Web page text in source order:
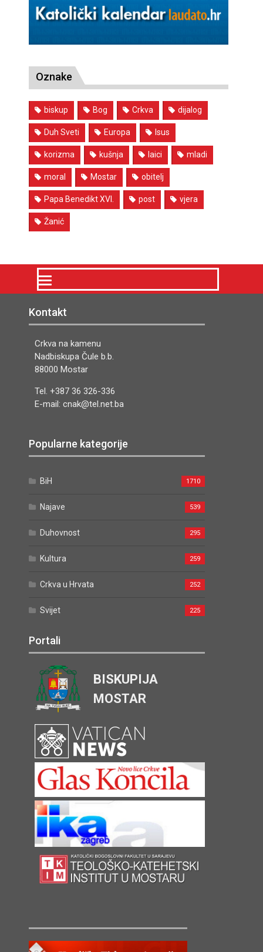
Oznake
biskup Bog Crkva dijalog
Duh Sveti Europa Isus
korizma kušnja laici mladi
moral Mostar obitelj
Papa Benedikt XVI. post vjera
Žanić
Kontakt
Crkva na kamenu
Nadbiskupa Čule b.b.
88000 Mostar
Tel. +387 36 326-336
E-mail: cnak@tel.net.ba
Popularne kategorije
BiH 1710
Najave 539
Duhovnost 295
Kultura 259
Crkva u Hrvata 252
Svijet 225
Portali
BISKUPIJA
MOSTAR